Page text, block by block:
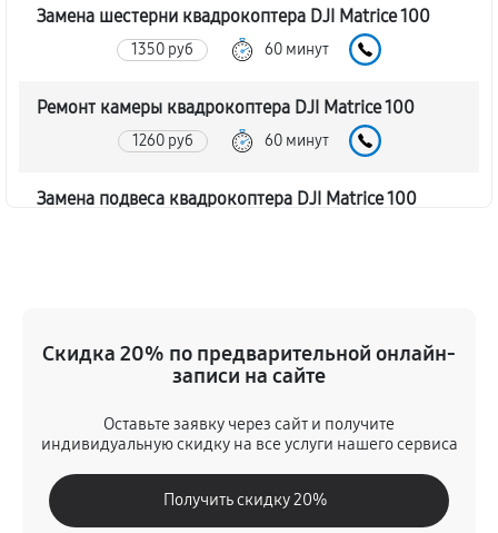
Замена шестерни квадрокоптера DJI Matrice 100
1350 руб 60 минут
Ремонт камеры квадрокоптера DJI Matrice 100
1260 руб 60 минут
Замена подвеса квадрокоптера DJI Matrice 100
Замена луча квадрокоптера DJI Matrice 100
60 минут
Замена лопасти квадрокоптера DJI Matrice 100
1260 руб 60 минут
Скидка 20% по предварительной онлайн-
записи на сайте
Оставьте заявку через сайт и получите
индивидуальную скидку на все услуги нашего сервиса
Получить скидку 20%